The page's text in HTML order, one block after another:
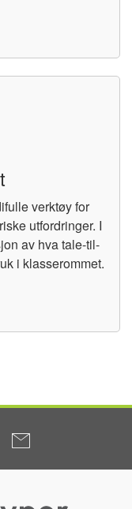
verktøy for
utfordringer. I
av hva tale-til-
i klasserommet.
Twitter